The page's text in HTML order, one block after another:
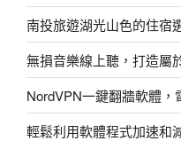
南投旅遊湖光山色的住宿
無損音樂線上聽，打造屬
NordVPN一鍵翻牆軟體，
輕鬆利用軟體程式加速和